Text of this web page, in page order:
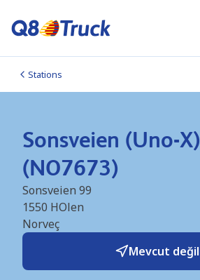
Stations
Sonsveien (Uno-X)
(NO7673)
Sonsveien 99
1550 HOlen
Norveç
Mevcut değil